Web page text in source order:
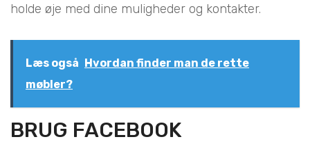
holde øje med dine muligheder og kontakter.
Læs også Hvordan finder man de rette
møbler?
BRUG FACEBOOK